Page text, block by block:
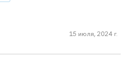
15 июля, 2024 г.